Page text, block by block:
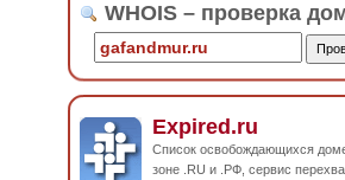
WHOIS – проверка
Expired.ru
Список освобождающихся
зоне .RU и .РФ, сервис